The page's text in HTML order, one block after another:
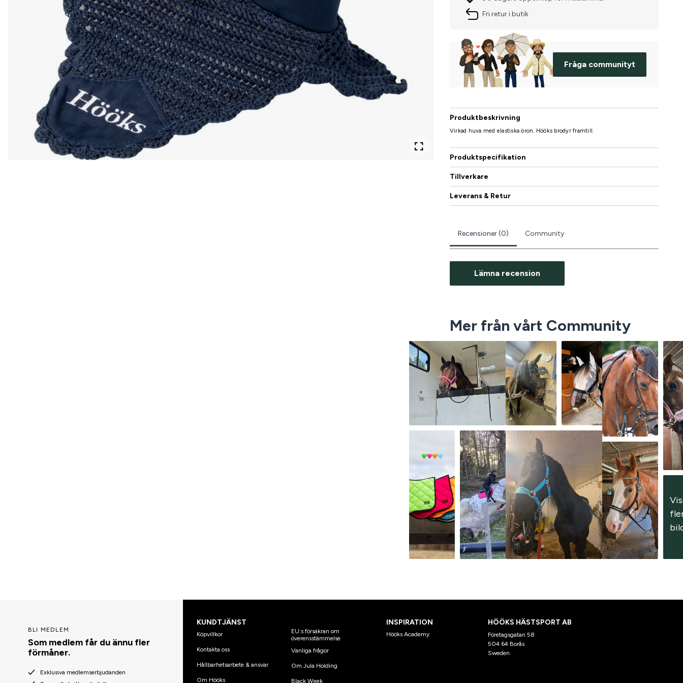
Fri retur i butik
Fråga communityt
Produktbeskrivning
Virkad huva med elastiska öron. Hööks brodyr framtill.
Produktspecifikation
Tillverkare
Leverans & Retur
Recensioner (0) Community
Lämna recension
Mer från vårt Community
BLI MEDLEM
Som medlem får du ännu fler
förmåner.
Exklusiva medlemserbjudanden
KUNDTJÄNST
Köpvillkor
Kontakta oss
Hållbarhetsarbete & ansvar
Om Hööks
EU:s försäkran om
överensstämmelse
Vanliga frågor
Om Jula Holding
Black Week
INSPIRATION
Hööks Academy
HÖÖKS HÄSTSPORT AB
Företagsgatan 58
504 64 Borås
Sweden